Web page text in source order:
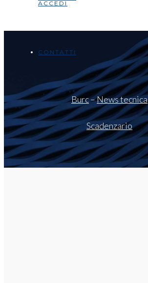
ACCEDI
CONTATTI
Burc–News tecnica
Scadenzario